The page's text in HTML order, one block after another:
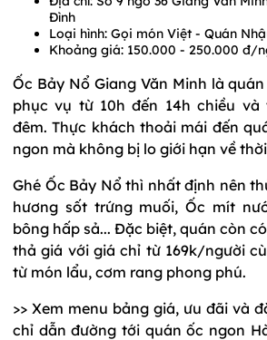
Đình
Loại hình: Gọi món Việt - Quán
Khoảng giá: 150.000 - 250.000 đ/
Ốc Bảy Nổ Giang Văn Minh là
phục vụ từ 10h đến 14h chiều và
đêm. Thực khách thoải mái đến
ngon mà không bị lo giới hạn về
Ghé Ốc Bảy Nổ thì nhất định nên
hương sốt trứng muối, Ốc mít
bông hấp sả... Đặc biệt, quán còn
thả giá với giá chỉ từ 169k/người
từ món lẩu, cơm rang phong phú.
>> Xem menu bảng giá, ưu đãi và
chỉ dẫn đường tới quán ốc ngon